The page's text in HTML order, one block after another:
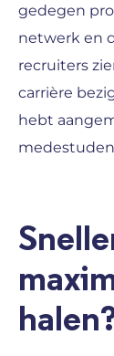
gedegen
netwerk en
recruiters
carrière
hebt